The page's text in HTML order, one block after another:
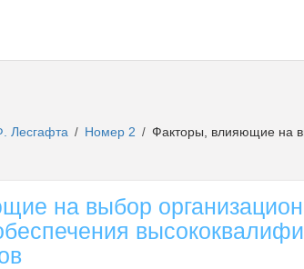
Лесгафта / Номер 2 / Факторы, влияющие на
на выбор